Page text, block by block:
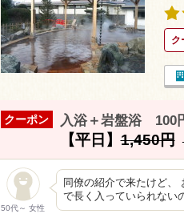
ク
クーポン 入浴＋岩盤浴 100
【平日】1,450円
50代～ 女性
同僚の紹介で来たけど、
で長く入っていられない